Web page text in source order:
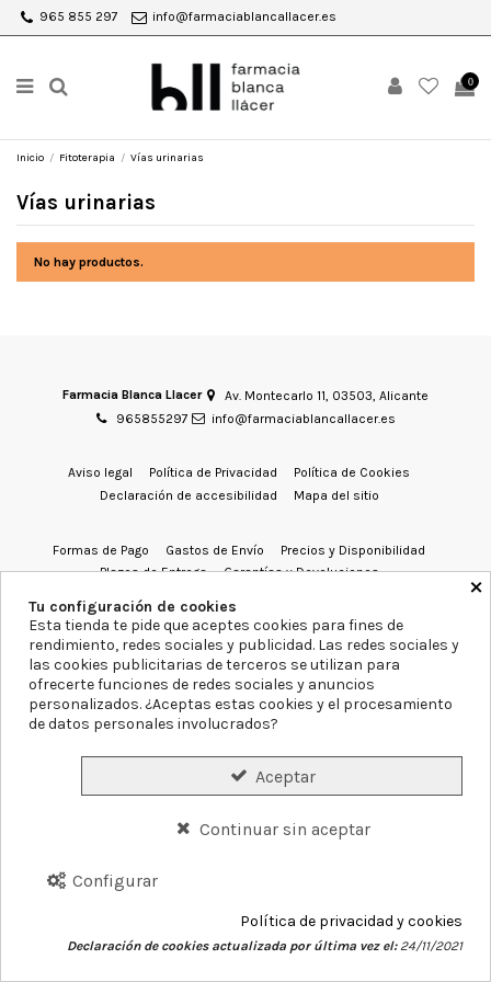
965 855 297 info@farmaciablancallacer.es
0
Inicio Fitoterapia Vías urinarias
Vías urinarias
No hay productos.
Farmacia Blanca Llacer
Av. Montecarlo 11, 03503, Alicante
965855297
info@farmaciablancallacer.es
Aviso legal Política de Privacidad
Política de Cookies
Declaración de accesibilidad
Mapa del sitio
Formas de Pago Gastos de Envío
Precios y Disponibilidad
Plazos de Entrega
Garantías y Devoluciones
Conócenos Servicios Blog Contacto
×
Tu configuración de cookies
Esta tienda te pide que aceptes cookies para fines de
rendimiento, redes sociales y publicidad. Las redes sociales y
las cookies publicitarias de terceros se utilizan para
ofrecerte funciones de redes sociales y anuncios
personalizados. ¿Aceptas estas cookies y el procesamiento
de datos personales involucrados?
Aceptar
Continuar sin aceptar
Configurar
Política de privacidad y cookies
Declaración de cookies actualizada por última vez el:24/11/2021